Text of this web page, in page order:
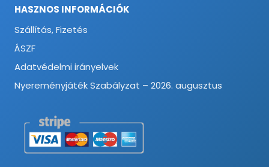
HASZNOS INFORMÁCIÓK
Szállítás, Fizetés
ÁSZF
Adatvédelmi irányelvek
Nyereményjáték Szabályzat – 2026. augusztus